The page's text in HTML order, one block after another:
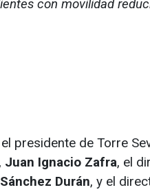
con movilidad
el presidente de Torre
Juan Ignacio Zafra, el
Durán, y el